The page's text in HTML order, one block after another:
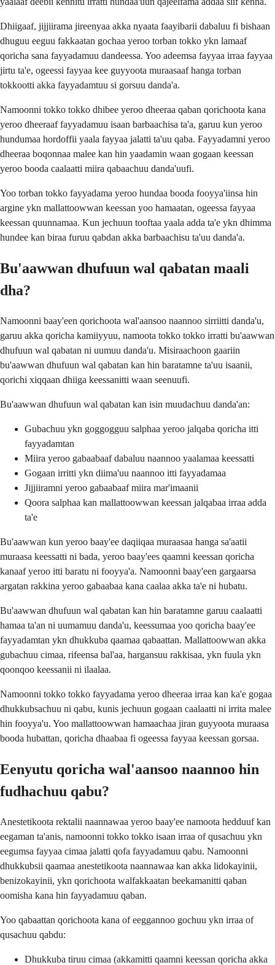
Dhiigaaf, jijjiirama jireenyaa akka nyaata faayibarii dabaluu fi bishaan
dhuguu eeguu fakkaatan gochaa yeroo torban tokko ykn lamaaf
qoricha sana fayyadamuu dandeessa. Yoo adeemsa fayyaa irraa fayyaa
jirtu ta'e, ogeessi fayyaa kee guyyoota muraasaaf hanga torban
tokkootti akka fayyadamtuu si gorsuu danda'a.
Namoonni tokko tokko dhibee yeroo dheeraa qaban qorichoota kana
yeroo dheeraaf fayyadamuu isaan barbaachisa ta'a, garuu kun yeroo
hundumaa hordoffii yaala fayyaa jalatti ta'uu qaba. Fayyadamni yeroo
dheeraa boqonnaa malee kan hin yaadamin waan gogaan keessan
yeroo booda caalaatti miira qabaachuu danda'uufi.
Yoo torban tokko fayyadama yeroo hundaa booda fooyya'iinsa hin
argine ykn mallattoowwan keessan yoo hamaatan, ogeessa fayyaa
keessan quunnamaa. Kun jechuun tooftaa yaala adda ta'e ykn dhimma
hundee kan biraa furuu qabdan akka barbaachisu ta'uu danda'a.
Bu'aawwan dhufuun wal qabatan maali
dha?
Namoonni baay'een qorichoota wal'aansoo naannoo sirriitti danda'u,
garuu akka qoricha kamiiyyuu, namoota tokko tokko irratti bu'aawwan
dhufuun wal qabatan ni uumuu danda'u. Misiraachoon gaariin
bu'aawwan dhufuun wal qabatan kan hin baratamne ta'uu isaanii,
qorichi xiqqaan dhiiga keessanitti waan seenuufi.
Bu'aawwan dhufuun wal qabatan kan isin muudachuu danda'an:
Gubachuu ykn goggogguu salphaa yeroo jalqaba qoricha itti
fayyadamtan
Miira yeroo gabaabaaf dabaluu naannoo yaalamaa keessatti
Gogaan irritti ykn diima'uu naannoo itti fayyadamaa
Jijjiiramni yeroo gabaabaaf miira mar'imaanii
Qoora salphaa kan mallattoowwan keessan jalqabaa irraa adda
ta'e
Bu'aawwan kun yeroo baay'ee daqiiqaa muraasaa hanga sa'aatii
muraasa keessatti ni bada, yeroo baay'ees qaamni keessan qoricha
kanaaf yeroo itti baratu ni fooyya'a. Namoonni baay'een gargaarsa
argatan rakkina yeroo gabaabaa kana caalaa akka ta'e ni hubatu.
Bu'aawwan dhufuun wal qabatan kan hin baratamne garuu caalaatti
hamaa ta'an ni uumamuu danda'u, keessumaa yoo qoricha baay'ee
fayyadamtan ykn dhukkuba qaamaa qabaattan. Mallattoowwan akka
gubachuu cimaa, rifeensa bal'aa, hargansuu rakkisaa, ykn fuula ykn
qoonqoo keessanii ni ilaalaa.
Namoonni tokko tokko fayyadama yeroo dheeraa irraa kan ka'e gogaa
dhukkubsachuu ni qabu, kunis jechuun gogaan caalaatti ni irrita malee
hin fooyya'u. Yoo mallattoowwan hamaachaa jiran guyyoota muraasa
booda hubattan, qoricha dhaabaa fi ogeessa fayyaa keessan gorsaa.
Eenyutu qoricha wal'aansoo naannoo hin
fudhachuu qabu?
Anestetikoota rektalii naannawaa yeroo baay'ee namoota hedduuf kan
eegaman ta'anis, namoonni tokko tokko isaan irraa of qusachuu ykn
eegumsa fayyaa cimaa jalatti qofa fayyadamuu qabu. Namoonni
dhukkubsii qaamaa anestetikoota naannawaa kan akka lidokayinii,
benizokayinii, ykn qorichoota walfakkaatan beekamanitti qaban
oomisha kana hin fayyadamuu qaban.
Yoo qabaattan qorichoota kana of eeggannoo gochuu ykn irraa of
qusachuu qabdu:
Dhukkuba tiruu cimaa (akkamitti qaamni keessan qoricha akka